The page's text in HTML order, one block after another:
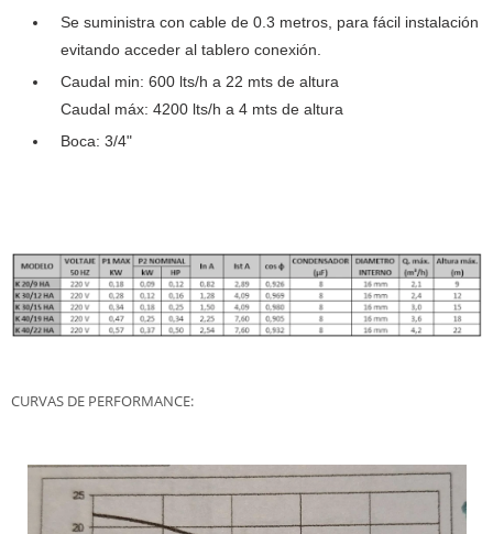
Se suministra con cable de 0.3 metros, para fácil instalación
evitando acceder al tablero conexión.
Caudal min: 600 lts/h a 22 mts de altura
Caudal máx: 4200 lts/h a 4 mts de altura
Boca: 3/4"
CURVAS DE PERFORMANCE: